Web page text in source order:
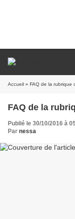
Accueil » FAQ de la rubrique
FAQ de la
Publié le 30/10/2016 à
Par nessa